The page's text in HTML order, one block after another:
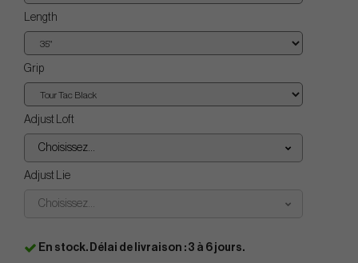
Length
Grip
Adjust Loft
Choisissez...
Adjust Lie
Choisissez...
En stock. Délai de livraison : 3 à 6 jours.